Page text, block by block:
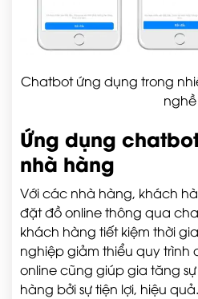
Chatbot ứng dụng trong
nghề
Ứng dụng
nhà hàng
Với các nhà hàng, khách
đặt đồ online thông qua
khách hàng tiết kiệm thời
nghiệp giảm thiểu quy trình
online cũng giúp gia tăng
hàng bởi sự tiện lợi, hiệu quả.